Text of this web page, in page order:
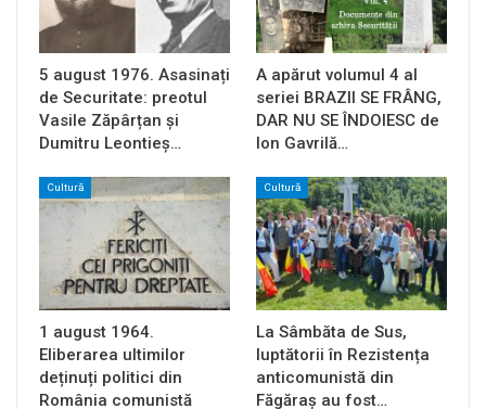
5 august 1976. Asasinați
de Securitate: preotul
Vasile Zăpârțan și
Dumitru Leontieș…
A apărut volumul 4 al
seriei BRAZII SE FRÂNG,
DAR NU SE ÎNDOIESC de
Ion Gavrilă…
Cultură
1 august 1964.
Eliberarea ultimilor
deținuți politici din
România comunistă
Cultură
La Sâmbăta de Sus,
luptătorii în Rezistența
anticomunistă din
Făgăraș au fost…